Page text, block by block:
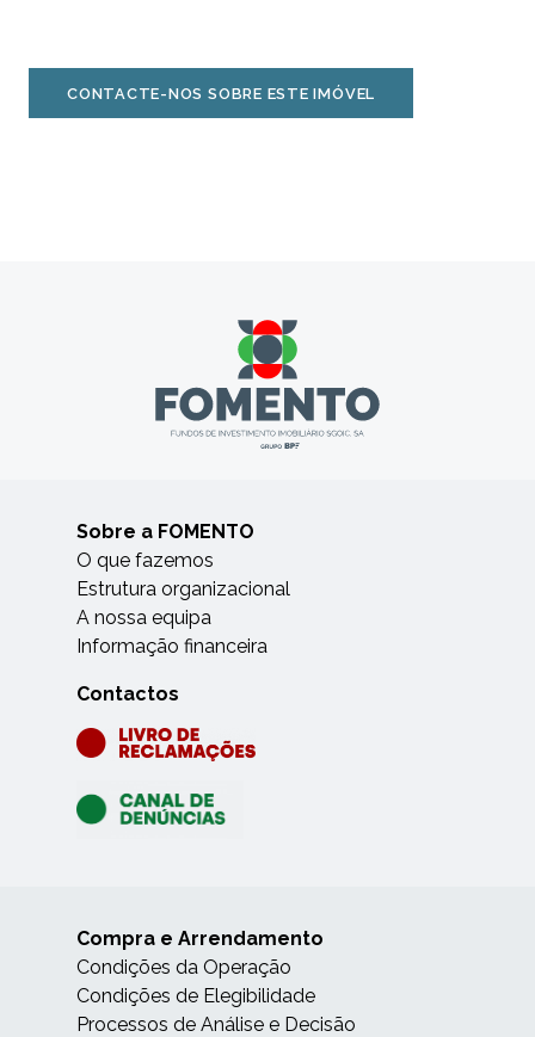
CONTACTE-NOS SOBRE ESTE IMÓVEL
Sobre a FOMENTO
O que fazemos
Estrutura organizacional
A nossa equipa
Informação financeira
Contactos
Compra e Arrendamento
Condições da Operação
Condições de Elegibilidade
Processos de Análise e Decisão